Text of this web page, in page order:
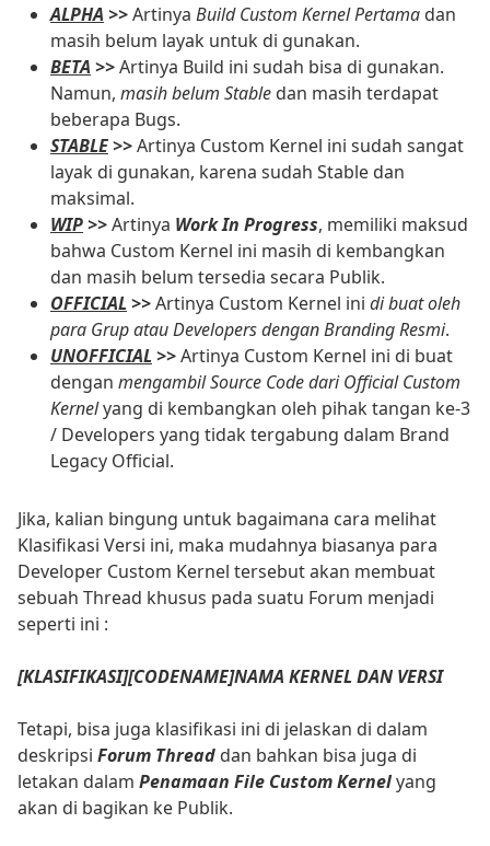
ALPHA >>Artinya Build Custom Kernel Pertama dan
masih belum layak untuk di gunakan.
BETA >>Artinya Build ini sudah bisa di gunakan.
Namun, masih belum Stable dan masih terdapat
beberapa Bugs.
STABLE>>Artinya Custom Kernel ini sudah sangat
layak di gunakan, karena sudah Stable dan
maksimal.
WIP>>Artinya Work In Progress, memiliki maksud
bahwa Custom Kernel ini masih di kembangkan
dan masih belum tersedia secara Publik.
OFFICIAL >>Artinya Custom Kernel ini di buat oleh
para Grup atau Developers dengan Branding Resmi.
UNOFFICIAL >>Artinya Custom Kernel ini di buat
dengan mengambil Source Code dari Official Custom
Kernelyang di kembangkan oleh pihak tangan ke-3
/ Developers yang tidak tergabung dalam Brand
Legacy Official.
Jika, kalian bingung untuk bagaimana cara melihat
Klasifikasi Versi ini, maka mudahnya biasanya para
Developer Custom Kernel tersebut akan membuat
sebuah Thread khusus pada suatu Forum menjadi
seperti ini :
[KLASIFIKASI][CODENAME]NAMA KERNEL DAN VERSI
Tetapi, bisa juga klasifikasi ini di jelaskan di dalam
deskripsi Forum Thread dan bahkan bisa juga di
letakan dalam Penamaan File Custom Kernelyang
akan di bagikan ke Publik.